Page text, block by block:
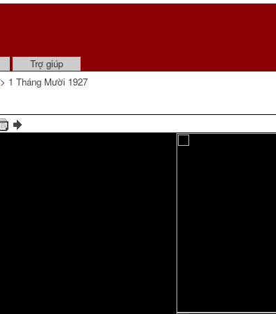
Trợ giúp
> 1 Tháng Mười 1927